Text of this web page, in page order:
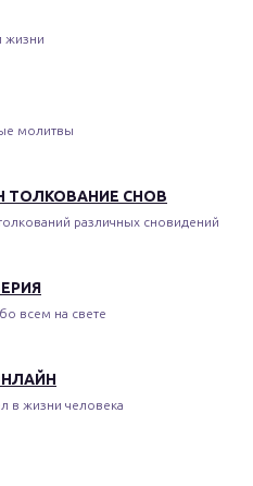
жизни
молитвы
ТОЛКОВАНИЕ СНОВ
различных сновидений
всем на свете
в жизни человека